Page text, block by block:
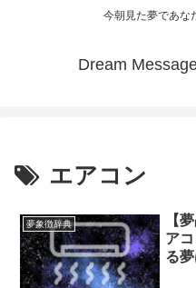
今朝見た夢であな
Dream
エアコン
夢象徴辞典
【
ア
る